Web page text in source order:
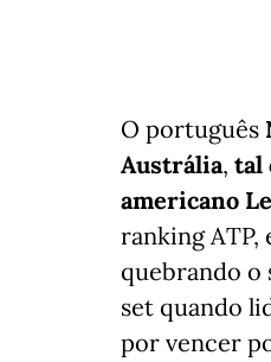
O português
Austrália, tal
americano
ranking
quebrando o
set quando
por vencer